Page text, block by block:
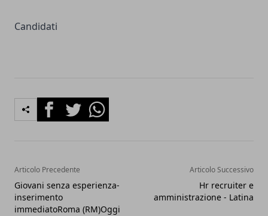
Candidati
FacebookTwitterWhatsapp
Articolo Precedente
Giovani senza esperienza-
inserimento
immediatoRoma (RM)Oggi
Articolo Successivo
Hr recruiter e
amministrazione - Latina